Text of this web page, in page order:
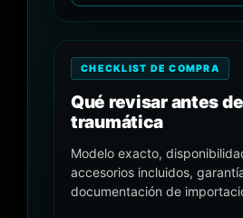
CHECKLIST DE COMPRA
Qué revisar antes
traumática
Modelo exacto,
accesorios incluidos,
documentación de